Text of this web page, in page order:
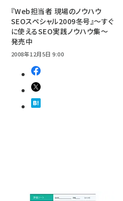
『Web担当者 現場のノウハウ
SEOスペシャル2009冬号』～すぐ
に使えるSEO実践ノウハウ集～
発売中
2008年12月5日 9:00